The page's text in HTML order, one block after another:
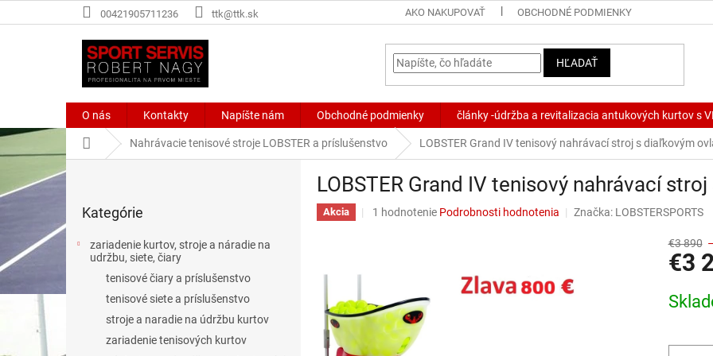
na
00421905711236 ttk@ttk.sk AKO NAKUPOVAŤ OBCHODNÉ PODMIENKY
HĽADAŤ
O nás Kontakty Napíšte nám Obchodné podmienky články -údržba a revitalizacia antukových kurtov s
DomovNahrávacie tenisové stroje LOBSTER a príslušenstvo LOBSTER Grand IV tenisový nahrávací stroj s diaľkovým
B
n
n
kategórie
Kategórie
zariadenie kurtov, stroje a náradie na
udržbu, siete, čiary
tenisové čiary a príslušenstvo
tenisové siete a príslušenstvo
stroje a naradie na údržbu kurtov
zariadenie tenisových kurtov
LOBSTER Grand IV tenisový nahrávací
Akcia
Priemerné
5
hviezdičiek.
1 hodnotenie Podrobnosti hodnotenia Značka: LOBSTERSPORTS
€3 890
€3
cena: